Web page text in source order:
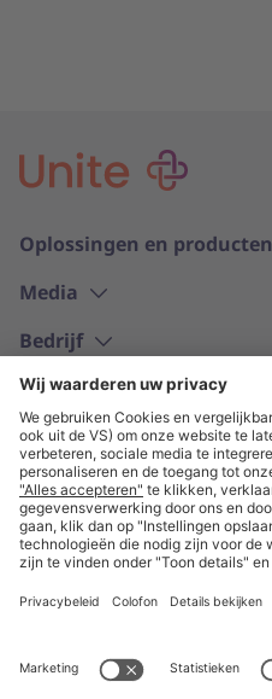
Oplossingen en producten
Media
Bedrijf
Nederlands